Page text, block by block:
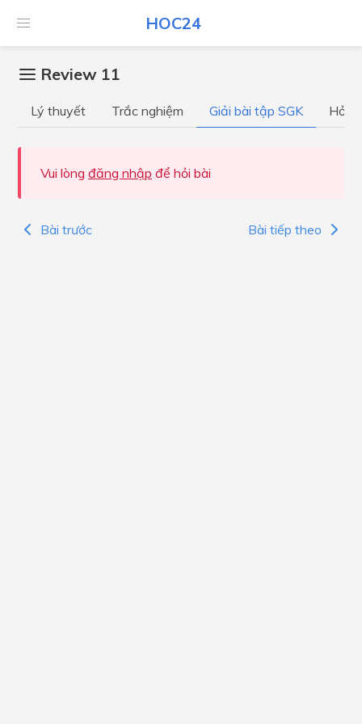
HOC24
Review 11
Lý thuyết Trắc nghiệm Giải bài tập SGK Hỏi
Vui lòng đăng nhập để hỏi bài
Bài trước Bài tiếp theo